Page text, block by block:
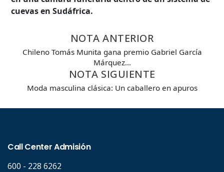
cuevas en Sudáfrica.
NOTA ANTERIOR
Chileno Tomás Munita gana premio Gabriel García
Márquez…
NOTA SIGUIENTE
Moda masculina clásica: Un caballero en apuros
Búsqueda Avanzada
Carrera